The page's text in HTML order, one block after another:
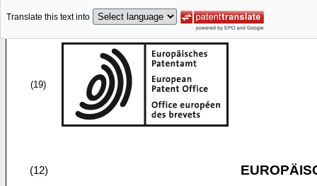
Translate this text into
(19)
(12)